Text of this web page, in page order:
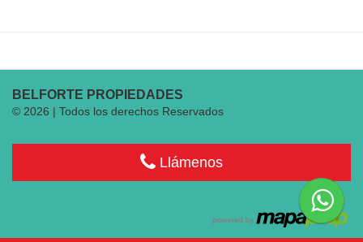
BELFORTE PROPIEDADES
© 2026 | Todos los derechos Reservados
Llámenos